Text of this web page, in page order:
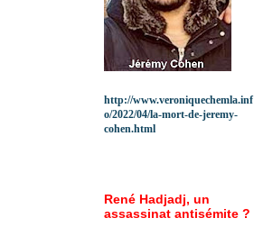
http://www.veroniquechemla.inf
o/2022/04/la-mort-de-jeremy-
cohen.html
René Hadjadj, un
assassinat antisémite ?